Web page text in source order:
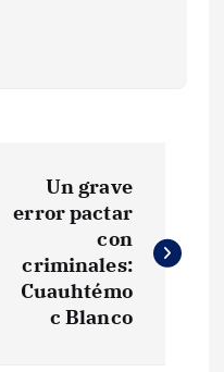
Un grave
error pactar
con
criminales:
Cuauhtémo
c Blanco